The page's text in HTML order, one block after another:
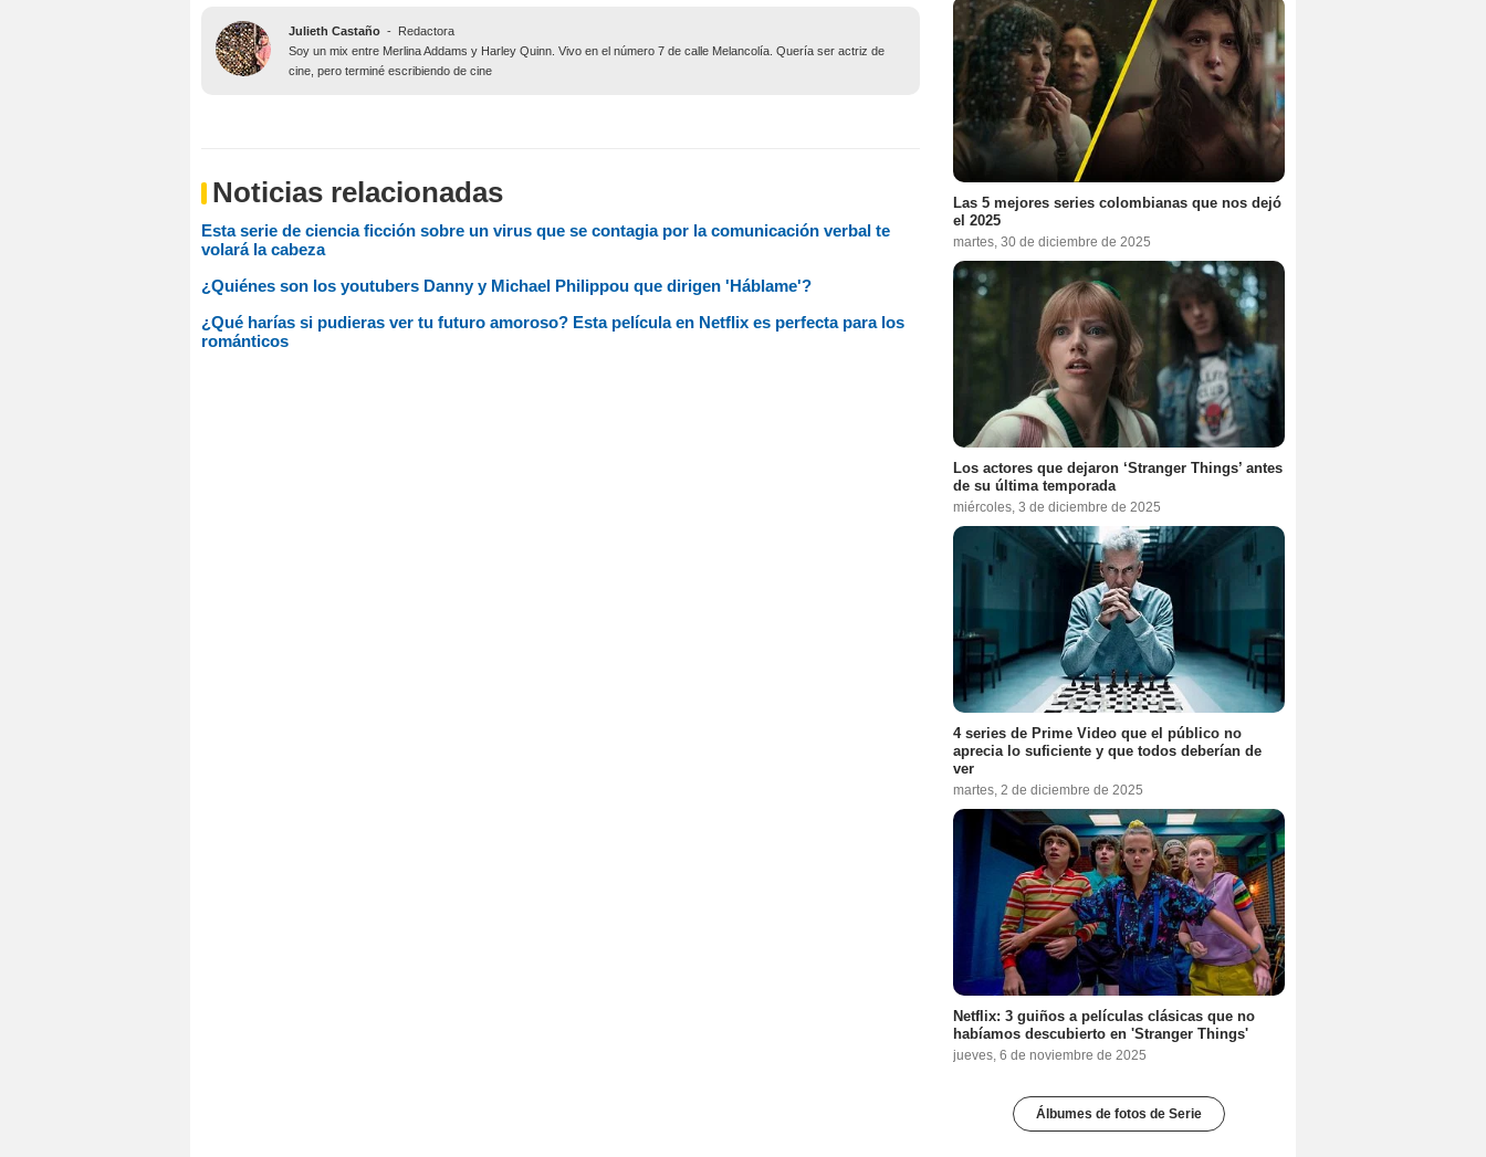
Julieth Castaño - Redactora
Soy un mix entre Merlina Addams y Harley Quinn. Vivo en el número 7 de calle Melancolía. Quería ser actriz de
cine, pero terminé escribiendo de cine
Noticias relacionadas
Esta serie de ciencia ficción sobre un virus que se contagia por la comunicación verbal te
volará la cabeza
¿Quiénes son los youtubers Danny y Michael Philippou que dirigen 'Háblame'?
¿Qué harías si pudieras ver tu futuro amoroso? Esta película en Netflix es perfecta para los
románticos
Las 5 mejores series colombianas que nos dejó
el 2025
martes, 30 de diciembre de 2025
Los actores que dejaron ‘Stranger Things’ antes
de su última temporada
miércoles, 3 de diciembre de 2025
4 series de Prime Video que el público no
aprecia lo suficiente y que todos deberían de
ver
martes, 2 de diciembre de 2025
Netflix: 3 guiños a películas clásicas que no
habíamos descubierto en 'Stranger Things'
jueves, 6 de noviembre de 2025
Álbumes de fotos de Serie